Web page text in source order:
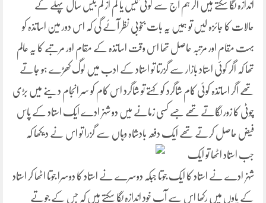
اندازہ لگا سکتے ہیں اگر ہم آج سے کوئی تیس یا کم از کم بیس سال پہلے کے
حالات کا جائزہ لیں تو ہمیں یہ بات بخوبی نظر آئے گی کہ اس دور مین اساتذہ کو
بہت مقام اور مرتبہ حاصل تھا اس وقت اساتذہ کے مقام اور مرتبے کا یہ عالم
تھا کہ اگر کوئی استاد بازار سے گزرتا تو استاد کے ادب میں لوگ کھڑے ہو جاتے
تھے اگر اساتذہ کوئی کام شاگرد کو کہتے تو شاگرد اس کام کو سر انجام دینے میں بڑی
چوٹی کا زور لگاتے تھے جسے کسی زمانے میں دو شہزادے ایک استاد کے پاس
فیض حاصل کرتے تھے ایک دفعہ بادشاہ وہاں سے گزرا تو اس نے دیکھا کہ
جب استاد اٹھا تو ایک
شہزادے نے استاد کا ایک جوتا جبکہ دوسرے نے استاد کا دوسرا جوتا اٹھا کر استاد
کے پاوں میں رکھا اس سے آپ خود اندازہ لگا سکتے ہیں کہ جس کے جوتے